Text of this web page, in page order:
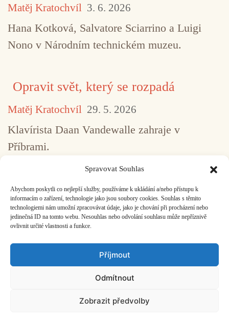
Spravovat Souhlas
Abychom poskytli co nejlepší služby, používáme k ukládání a/nebo přístupu k
informacím o zařízení, technologie jako jsou soubory cookies. Souhlas s těmito
technologiemi nám umožní zpracovávat údaje, jako je chování při procházení nebo
jedinečná ID na tomto webu. Nesouhlas nebo odvolání souhlasu může nepříznivě
ovlivnit určité vlastnosti a funkce.
Příjmout
Odmítnout
Zobrazit předvolby
Matěj Kratochvíl 3. 6. 2026
Hana Kotková, Salvatore Sciarrino a Luigi
Nono v Národním technickém muzeu.
Opravit svět, který se rozpadá
Matěj Kratochvíl 29. 5. 2026
Klavírista Daan Vandewalle zahraje v
Příbrami.
1 2 3 4 5 ... 517
ČASOPIS O JINÉ HUDBĚ | vydává Hudební informační středisko